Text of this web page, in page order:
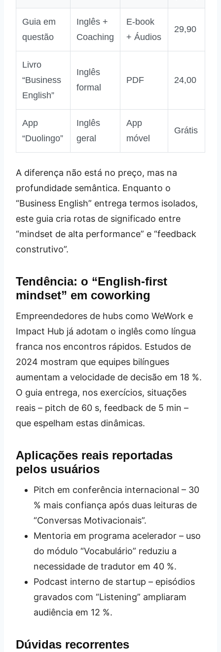
Guia em
questão
Inglês +
Coaching
E‑book
+ Áudios
29,90
Livro
“Business
English”
Inglês
formal
PDF 24,00
App
“Duolingo”
Inglês
geral
App
móvel
Grátis
A diferença não está no preço, mas na
profundidade semântica. Enquanto o
“Business English” entrega termos isolados,
este guia cria rotas de significado entre
“mindset de alta performance” e “feedback
construtivo”.
Tendência: o “English‑first
mindset” em coworking
Empreendedores de hubs como WeWork e
Impact Hub já adotam o inglês como língua
franca nos encontros rápidos. Estudos de
2024 mostram que equipes bilíngues
aumentam a velocidade de decisão em 18 %.
O guia entrega, nos exercícios, situações
reais – pitch de 60 s, feedback de 5 min –
que espelham estas dinâmicas.
Aplicações reais reportadas
pelos usuários
Pitch em conferência internacional – 30
% mais confiança após duas leituras de
“Conversas Motivacionais”.
Mentoria em programa acelerador – uso
do módulo “Vocabulário” reduziu a
necessidade de tradutor em 40 %.
Podcast interno de startup – episódios
gravados com “Listening” ampliaram
audiência em 12 %.
Dúvidas recorrentes